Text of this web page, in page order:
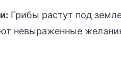
Грибы растут под
невыраженные